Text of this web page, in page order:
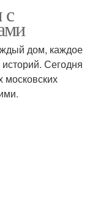
с
дом, каждое
Сегодня